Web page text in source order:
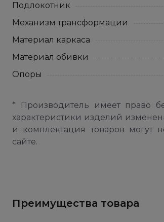
Подлокотник
Механизм трансформации
Материал каркаса
Материал обивки
Опоры
* Производитель имеет право
характеристики изделий
и комплектация товаров могут
сайте.
Преимущества товара